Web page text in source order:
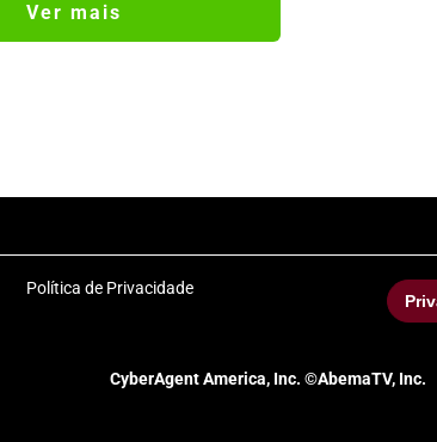
Ver mais
Política de Privacidade
CyberAgent America, Inc. ©AbemaTV, Inc.